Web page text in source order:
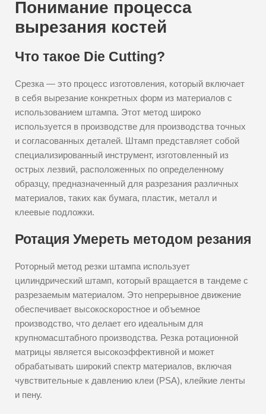
Понимание процесса
вырезания костей
Что такое Die Cutting?
Срезка — это процесс изготовления, который включает
в себя вырезание конкретных форм из материалов с
использованием штампа. Этот метод широко
используется в производстве для производства точных
и согласованных деталей. Штамп представляет собой
специализированный инструмент, изготовленный из
острых лезвий, расположенных по определенному
образцу, предназначенный для разрезания различных
материалов, таких как бумага, пластик, металл и
клеевые подложки.
Ротация Умереть методом резания
Роторный метод резки штампа использует
цилиндрический штамп, который вращается в тандеме с
разрезаемым материалом. Это непрерывное движение
обеспечивает высокоскоростное и объемное
производство, что делает его идеальным для
крупномасштабного производства. Резка ротационной
матрицы является высокоэффективной и может
обрабатывать широкий спектр материалов, включая
чувствительные к давлению клеи (PSA), клейкие ленты
и пену.